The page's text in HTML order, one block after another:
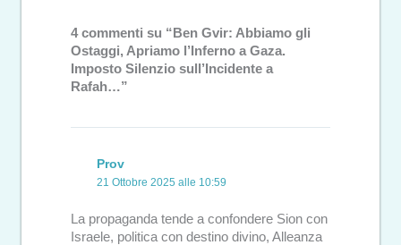
4 commenti su “Ben Gvir: Abbiamo gli
Ostaggi, Apriamo l’Inferno a Gaza.
Imposto Silenzio sull’Incidente a
Rafah…”
Prov
21 Ottobre 2025 alle 10:59
La propaganda tende a confondere Sion con
Israele, politica con destino divino, Alleanza